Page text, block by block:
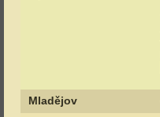
Mladějov